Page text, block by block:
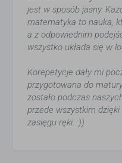
jest w sposób jasny.
matematyka to nauka,
a z odpowiednim
wszystko układa się w
Korepetycje dały mi
przygotowana do
zostało podczas
przede wszystkim
zasięgu ręki. :))